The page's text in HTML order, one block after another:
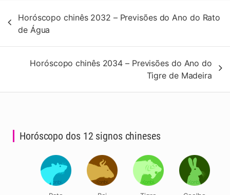
de
Horóscopo chinês 2032 – Previsões do Ano do Rato
de Água
Horóscopo chinês 2034 – Previsões do Ano do
Tigre de Madeira
Horóscopo dos 12 signos chineses